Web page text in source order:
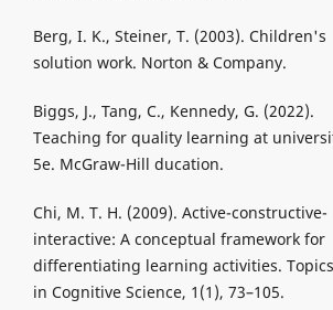
Berg, I. K., Steiner, T. (2003). Children's
solution work. Norton & Company.
Biggs, J., Tang, C., Kennedy, G. (2022).
Teaching for quality learning at
5e. McGraw-Hill ducation.
Chi, M. T. H. (2009). Active-constructive-
interactive: A conceptual framework for
differentiating learning activities. Topics
in Cognitive Science, 1(1), 73–105.